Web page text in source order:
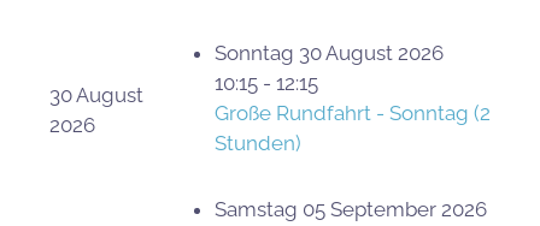
30 August
2026
Sonntag 30 August 2026
10:15 - 12:15
Große Rundfahrt - Sonntag (2
Stunden)
Samstag 05 September 2026